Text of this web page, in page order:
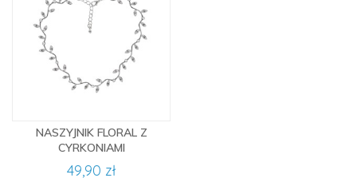
NASZYJNIK FLORAL Z
CYRKONIAMI
49,90 zł